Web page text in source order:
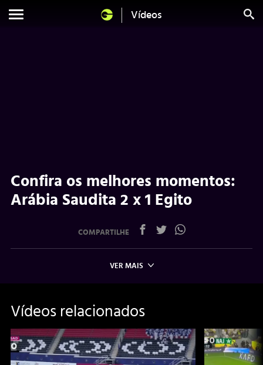
Vídeos
Confira os melhores momentos:
Arábia Saudita 2 x 1 Egito
COMPARTILHE
VER MAIS
Vídeos relacionados